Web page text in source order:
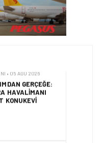
GERÇEĞE:
HAVALIMANI
KONUKEVI
• 05 AĞU 2026
TERMINAL
CAN
HAMLE